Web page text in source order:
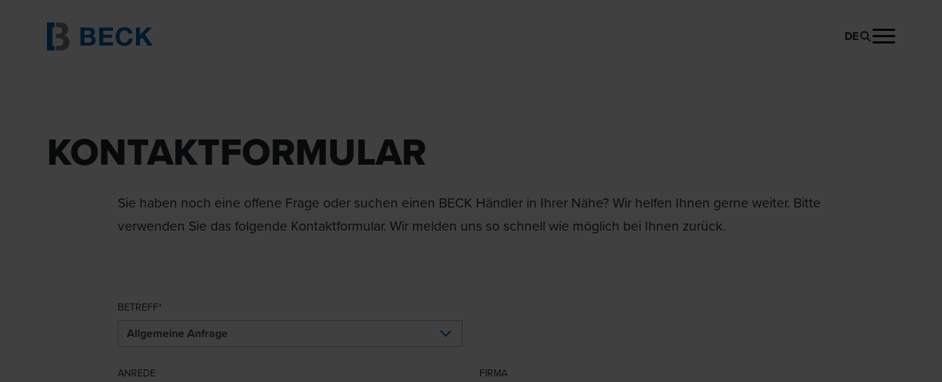
DE
KONTAKTFORMULAR
Sie haben noch eine offene Frage oder suchen einen BECK Händler in Ihrer Nähe? Wir helfen Ihnen gerne weiter. Bitte
verwenden Sie das folgende Kontaktformular. Wir melden uns so schnell wie möglich bei Ihnen zurück.
BETREFF
ANREDE FIRMA